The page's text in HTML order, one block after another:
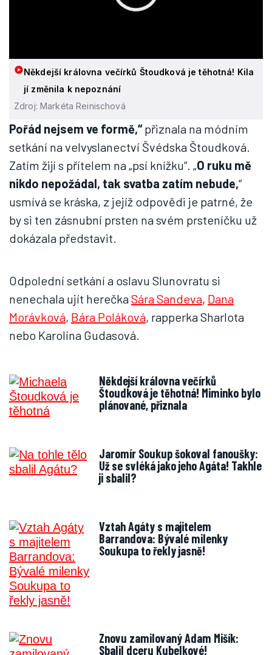
Někdejší královna večírků Štoudková je těhotná! Kila
jí změnila k nepoznání
Zdroj: Markéta Reinischová
Pořád nejsem ve formě,“přiznala na módním
setkání na velvyslanectví Švédska Štoudková.
Zatím žijí s přítelem na „psí knížku“. „O ruku mě
nikdo nepožádal, tak svatba zatím nebude,“
usmívá se kráska, z jejíž odpovědi je patrné, že
by si ten zásnubní prsten na svém prsteníčku už
dokázala představit.
Odpolední setkání a oslavu Slunovratu si
nenechala ujít herečkaSára Sandeva, Dana
Morávková, Bára Poláková, rapperka Sharlota
nebo Karolína Gudasová.
Někdejší královna večírků
Štoudková je těhotná! Miminko bylo
plánované, přiznala
Jaromír Soukup šokoval fanoušky:
Už se svléká jako jeho Agáta! Takhle
ji sbalil?
Vztah Agáty s majitelem
Barrandova: Bývalé milenky
Soukupa to řekly jasně!
Znovu zamilovaný Adam Mišík:
Sbalil dceru Kubelkové!